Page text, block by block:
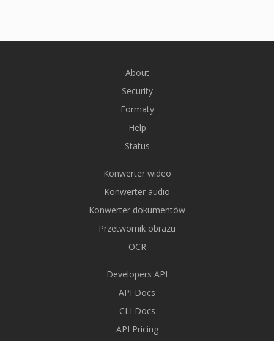
About
Security
Formaty
Help
Status
Konwerter wideo
Konwerter audio
Konwerter dokumentów
Przetwornik obrazu
OCR
Developers API
API Docs
CLI Docs
API Pricing